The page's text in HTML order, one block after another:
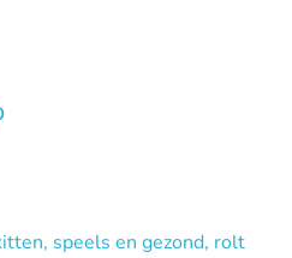
speels en gezond, rolt